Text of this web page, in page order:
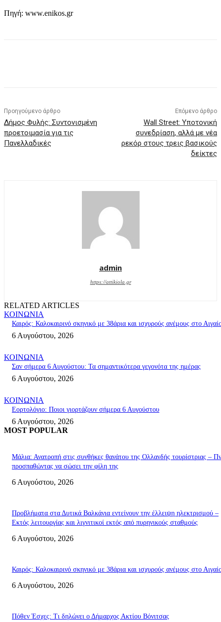
Πηγή: www.enikos.gr
Προηγούμενο άρθρο
Δήμος Φυλής: Συντονισμένη
προετοιμασία για τις
Πανελλαδικές
Επόμενο άρθρο
Wall Street: Υποτονική
συνεδρίαση, αλλά με νέα
ρεκόρ στους τρεις βασικούς
δείκτες
admin
https://attikiola.gr
RELATED ARTICLES
ΚΟΙΝΩΝΙΑ
Καιρός: Καλοκαιρινό σκηνικό με 38άρια και ισχυρούς ανέμους στο
6 Αυγούστου, 2026
ΚΟΙΝΩΝΙΑ
Σαν σήμερα 6 Αυγούστου: Τα σημαντικότερα γεγονότα της ημέρας
6 Αυγούστου, 2026
ΚΟΙΝΩΝΙΑ
Εορτολόγιο: Ποιοι γιορτάζουν σήμερα 6 Αυγούστου
6 Αυγούστου, 2026
MOST POPULAR
Μάλια: Ανατροπή στις συνθήκες θανάτου της Ολλανδής τουρίστριας –
προσπαθώντας να σώσει την φίλη της
6 Αυγούστου, 2026
Προβλήματα στα Δυτικά Βαλκάνια εντείνουν την έλλειψη ηλεκτρισμού –
Εκτός λειτουργίας και λιγνιτικοί εκτός από πυρηνικούς σταθμούς
6 Αυγούστου, 2026
Καιρός: Καλοκαιρινό σκηνικό με 38άρια και ισχυρούς ανέμους στο
6 Αυγούστου, 2026
Πόθεν Έσχες: Τι δηλώνει ο Δήμαρχος Ακτίου Βόνιτσας